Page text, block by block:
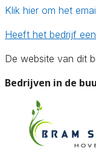
Klik hier om het
Heeft het bedrijf
De website van dit
Bedrijven in de